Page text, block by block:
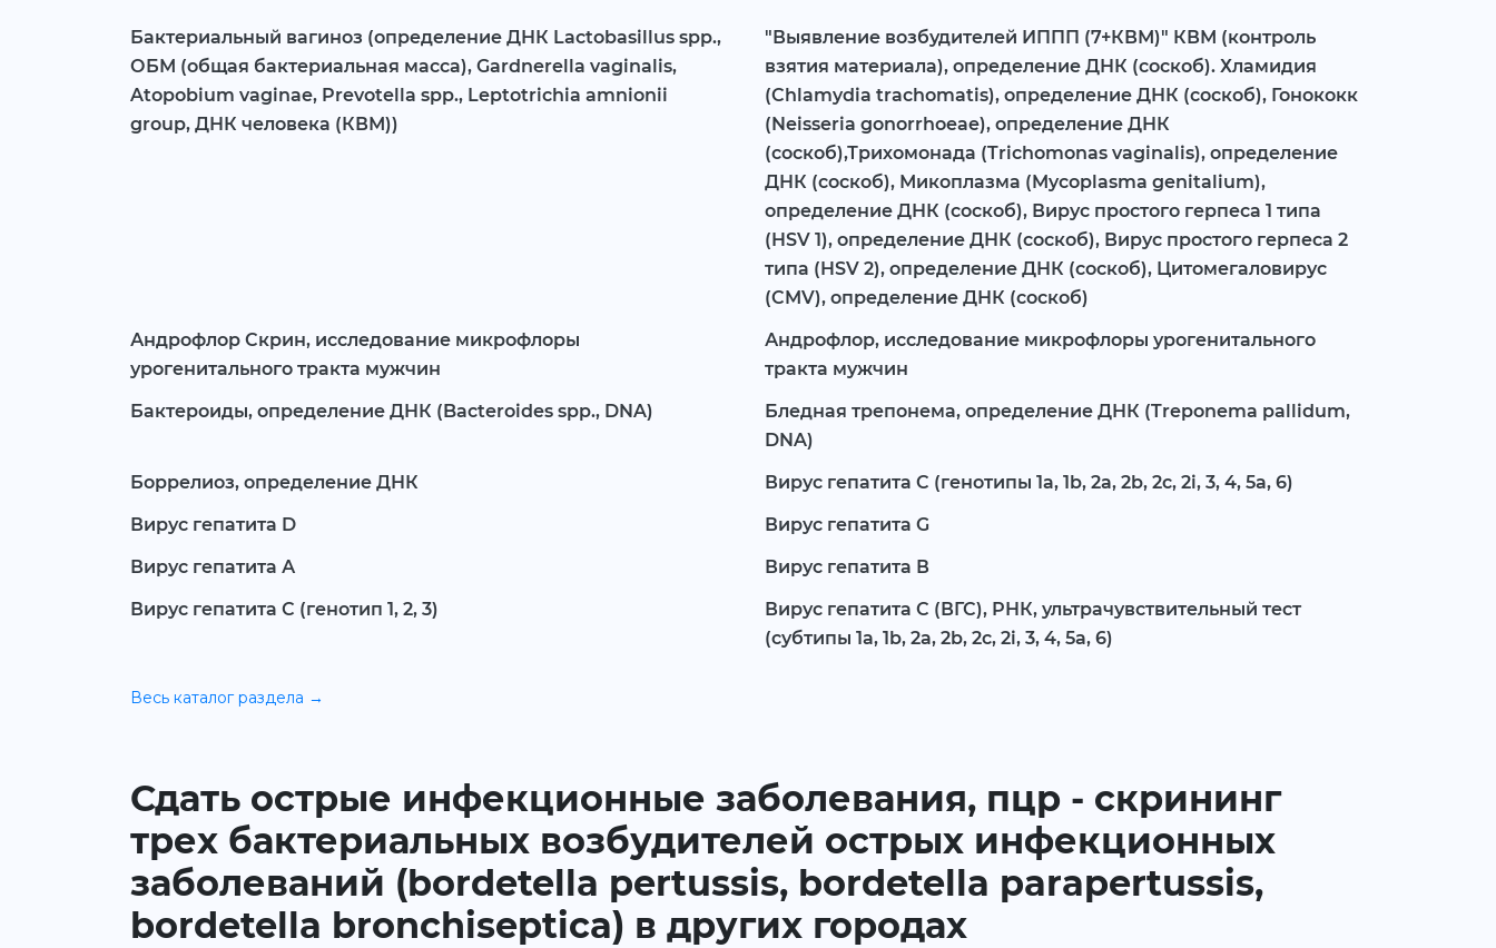
Бактериальный вагиноз (определение ДНК Lactobasillus spp.,
ОБМ (общая бактериальная масса), Gardnerella vaginalis,
Atopobium vaginae, Prevotella spp., Leptotrichia amnionii
group, ДНК человека (КВМ))
"Выявление возбудителей ИППП (7+КВМ)" КВМ (контроль
взятия материала), определение ДНК (соскоб). Хламидия
(Chlamydia trachomatis), определение ДНК (соскоб), Гонококк
(Neisseria gonorrhoeae), определение ДНК
(соскоб),Трихомонада (Trichomonas vaginalis), определение
ДНК (соскоб), Микоплазма (Mycoplasma genitalium),
определение ДНК (соскоб), Вирус простого герпеса 1 типа
(HSV 1), определение ДНК (соскоб), Вирус простого герпеса 2
типа (HSV 2), определение ДНК (соскоб), Цитомегаловирус
(CMV), определение ДНК (соскоб)
Андрофлор Скрин, исследование микрофлоры
урогенитального тракта мужчин
Андрофлор, исследование микрофлоры урогенитального
тракта мужчин
Бактероиды, определение ДНК (Bacteroides spp., DNA)
Бледная трепонема, определение ДНК (Treponema pallidum,
DNA)
Боррелиоз, определение ДНК
Вирус гепатита C (генотипы 1а, 1b, 2a, 2b, 2c, 2i, 3, 4, 5a, 6)
Вирус гепатита D
Вирус гепатита G
Вирус гепатита А
Вирус гепатита В
Вирус гепатита С (генотип 1, 2, 3)
Вирус гепатита С (ВГС), РНК, ультрачувствительный тест
(субтипы 1a, 1b, 2a, 2b, 2c, 2i, 3, 4, 5a, 6)
Весь каталог раздела →
Сдать острые инфекционные заболевания, пцр - скрининг
трех бактериальных возбудителей острых инфекционных
заболеваний (bordetella pertussis, bordetella parapertussis,
bordetella bronchiseptica) в других городах